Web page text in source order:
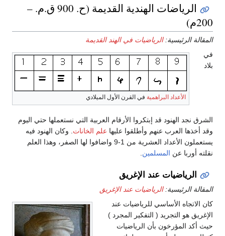
الرياضات الهندية القديمة (ح. 900 ق.م. –
200م)
المقالة الرئيسية:الرياضيات في الهند القديمة
الأعداد البراهمية في القرن الأول الميلادي
في
بلاد
الشرق نجد الهنود قد إبتكروا الأرقام العربية التي نستعملها حتي اليوم
وقد أخذها العرب عنهم وأطلقوا عليها علم الخانات . وكان الهنود فيه
يستعملون الأعداد العشرية من 1-9 واضافوا لها الصفر، وهذا العلم
نقلته أوربا عن المسلمين
الرياضيات عند الإغريق
المقالة الرئيسية:الرياضيات عند الإغريق
كان الاتجاه الأساسي للرياضيات عند
الإغريق هو التجريد ( التفكير المجرد )
حيث أكد المؤرخون بأن الرياضيات